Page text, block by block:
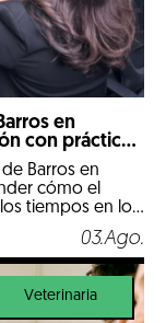
en
con prácticas
Barros en
cómo el
tiempos en los
las puertas
nos
marcado
03.Ago.
Veterinaria